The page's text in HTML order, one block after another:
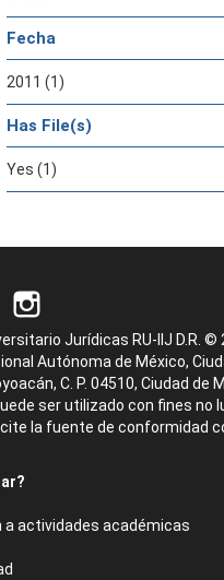
Fecha
2011 (1)
Has File(s)
Yes (1)
Jurídicas RU-IIJ D.R. ©
Autónoma de México,
C. P. 04510, Ciudad de
ser utilizado con fines no
la fuente de conformidad
a actividades académicas